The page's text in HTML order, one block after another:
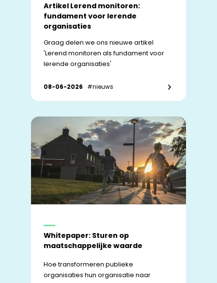
Artikel Lerend monitoren:
fundament voor lerende
organisaties
Graag delen we ons nieuwe artikel
'Lerend monitoren als fundament voor
lerende organisaties'
08-06-2026 #nieuws
Whitepaper: Sturen op
maatschappelijke waarde
Hoe transformeren publieke
organisaties hun organisatie naar